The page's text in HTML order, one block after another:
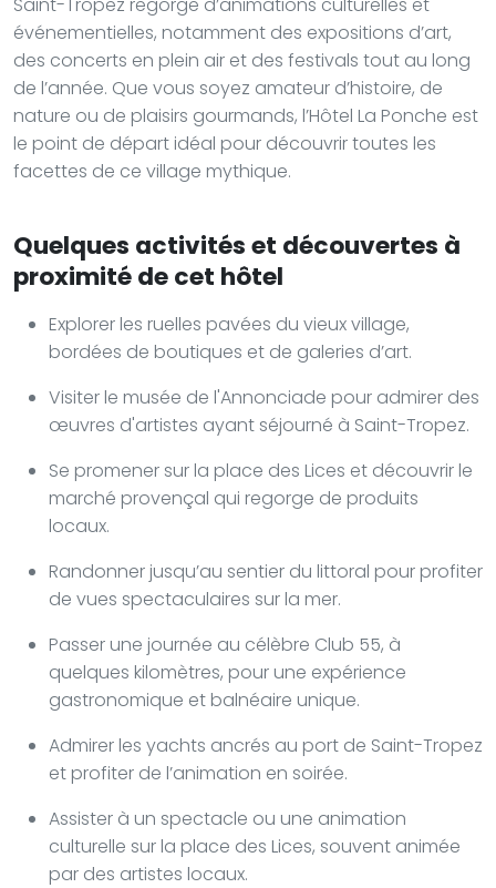
événementielles, notamment des expositions d’art,
des concerts en plein air et des festivals tout au long
de l’année. Que vous soyez amateur d’histoire, de
nature ou de plaisirs gourmands, l’Hôtel La Ponche est
le point de départ idéal pour découvrir toutes les
facettes de ce village mythique.
Quelques activités et découvertes à
proximité de cet hôtel
Explorer les ruelles pavées du vieux village,
bordées de boutiques et de galeries d’art.
Visiter le musée de l'Annonciade pour admirer des
œuvres d'artistes ayant séjourné à Saint-Tropez.
Se promener sur la place des Lices et découvrir le
marché provençal qui regorge de produits
locaux.
Randonner jusqu’au sentier du littoral pour profiter
de vues spectaculaires sur la mer.
Passer une journée au célèbre Club 55, à
quelques kilomètres, pour une expérience
gastronomique et balnéaire unique.
Admirer les yachts ancrés au port de Saint-Tropez
et profiter de l’animation en soirée.
Assister à un spectacle ou une animation
culturelle sur la place des Lices, souvent animée
par des artistes locaux.